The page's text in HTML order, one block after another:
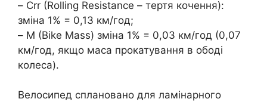
– Crr (Rolling Resistance – тертя кочення):
зміна 1% = 0,13 км/год;
– M (Bike Mass) зміна 1% = 0,03 км/год (0,07
км/год, якщо маса прокатування в ободі
колеса).
Велосипед сплановано для ламінарного